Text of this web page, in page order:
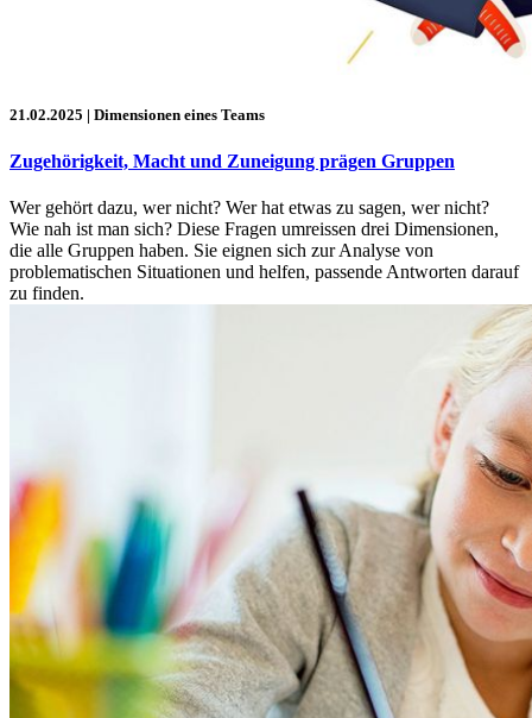
21.02.2025 | Dimensionen eines Teams
Zugehörigkeit, Macht und Zuneigung prägen Gruppen
Wer gehört dazu, wer nicht? Wer hat etwas zu sagen, wer nicht?
Wie nah ist man sich? Diese Fragen umreissen drei Dimensionen,
die alle Gruppen haben. Sie eignen sich zur Analyse von
problematischen Situationen und helfen, passende Antworten darauf
zu finden.